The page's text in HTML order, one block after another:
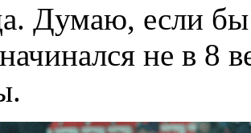
Думаю, если
не в 8